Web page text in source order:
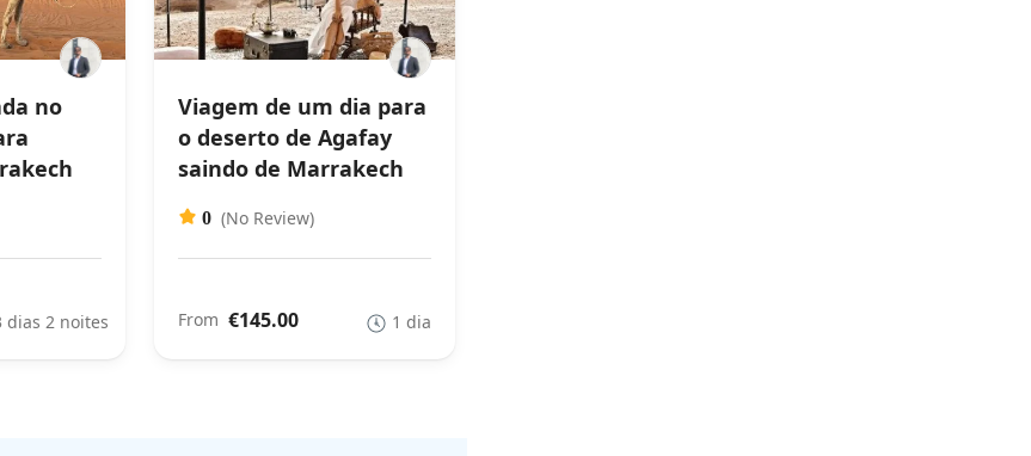
no
dias 2 noites
Viagem de um dia para
o deserto de Agafay
saindo de Marrakech
0 (No Review)
From €145.00 1 dia